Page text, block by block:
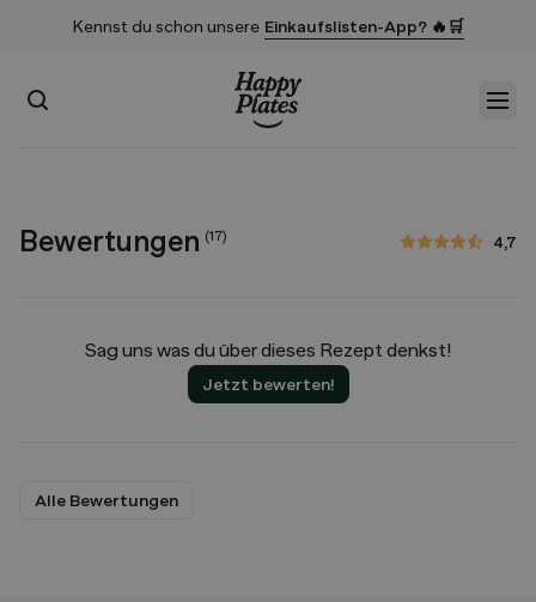
Kennst du schon unsere Einkaufslisten-App? 🔥🛒
Suchen
Bewertungen (17) 4,7
4,7 von 5 Sternen
Sag uns was du über dieses Rezept denkst!
Jetzt bewerten!
Alle Bewertungen